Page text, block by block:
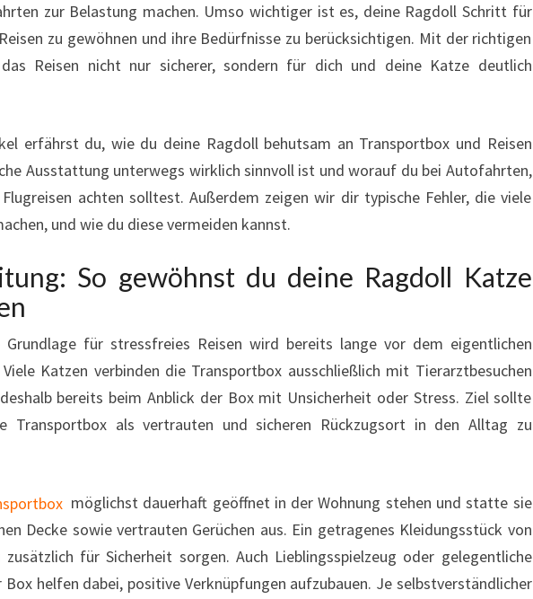
zur Belastung machen. Umso wichtiger ist es, deine Ragdoll Schritt für
zu gewöhnen und ihre Bedürfnisse zu berücksichtigen. Mit der richtigen
Reisen nicht nur sicherer, sondern für dich und deine Katze deutlich
erfährst du, wie du deine Ragdoll behutsam an Transportbox und Reisen
Ausstattung unterwegs wirklich sinnvoll ist und worauf du bei Autofahrten,
achten solltest. Außerdem zeigen wir dir typische Fehler, die viele
und wie du diese vermeiden kannst.
So gewöhnst du deine Ragdoll Katze
Grundlage für stressfreies Reisen wird bereits lange vor dem eigentlichen
Katzen verbinden die Transportbox ausschließlich mit Tierarztbesuchen
bereits beim Anblick der Box mit Unsicherheit oder Stress. Ziel sollte
Transportbox als vertrauten und sicheren Rückzugsort in den Alltag zu
möglichst dauerhaft geöffnet in der Wohnung stehen und statte sie
Decke sowie vertrauten Gerüchen aus. Ein getragenes Kleidungsstück von
für Sicherheit sorgen. Auch Lieblingsspielzeug oder gelegentliche
Box helfen dabei, positive Verknüpfungen aufzubauen. Je selbstverständlicher